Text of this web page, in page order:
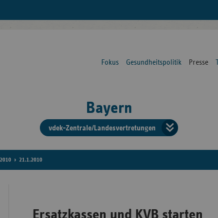
Fokus Gesundheitspolitik Presse
Bayern
vdek-Zentrale/Landesvertretungen
der
2010 21.1.2010
Ersatzkassen und KVB starten